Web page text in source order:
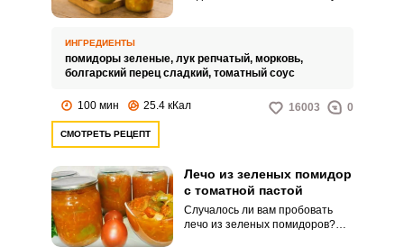
помидоров сделает
классический рецепт более
интересным и насыщенным по
ИНГРЕДИЕНТЫ
помидоры зеленые, лук репчатый, морковь,
болгарский перец сладкий, томатный соус
100 мин 25.4 кКал 16003 0
СМОТРЕТЬ РЕЦЕПТ
Лечо из зеленых помидор
с томатной пастой
Случалось ли вам пробовать
лечо из зеленых помидоров?